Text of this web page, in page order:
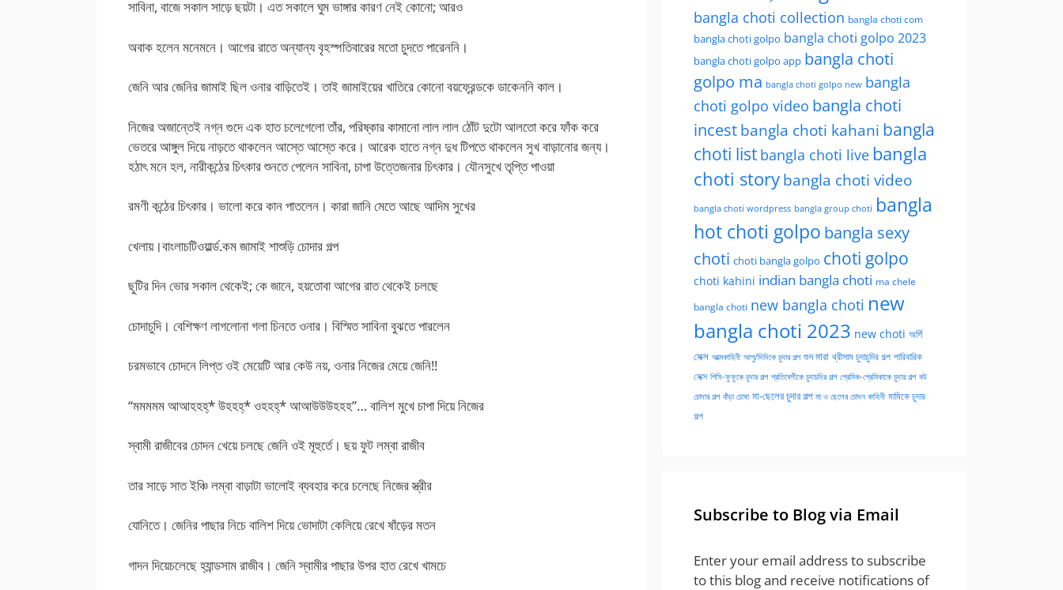
সাবিনা, বাজে সকাল সাড়ে ছয়টা। এত সকালে ঘুম ভাঙ্গার কারণ নেই কোনো; আরও
অবাক হলেন মনেমনে। আগের রাতে অন্যান্য বৃহস্পতিবারের মতো চুদতে পারেননি।
জেনি আর জেনির জামাই ছিল ওনার বাড়িতেই। তাই জামাইয়ের খাতিরে কোনো বয়ফ্রেন্ডকে ডাকেননি কাল।
নিজের অজান্তেই নগ্ন গুদে এক হাত চলেগেলো তাঁর, পরিষ্কার কামানো লাল লাল ঠোঁট দুটো আলতো করে ফাঁক করে
ভেতরে আঙ্গুল দিয়ে নাড়তে থাকলেন আস্তে আস্তে করে। আরেক হাতে নগ্ন দুধ টিপতে থাকলেন সুখ বাড়ানোর জন্য।
হঠাৎ মনে হল, নারীকন্ঠের চিৎকার শুনতে পেলেন সাবিনা, চাপা উত্তেজনার চিৎকার। যৌনসুখে তৃপ্তি পাওয়া
রমণী কন্ঠের চিৎকার। ভালো করে কান পাতলেন। কারা জানি মেতে আছে আদিম সুখের
খেলায়।বাংলাচটিওয়ার্ল্ড.কম জামাই শাশুড়ি চোদার গল্প
ছুটির দিন ভোর সকাল থেকেই; কে জানে, হয়তোবা আগের রাত থেকেই চলছে
চোদাচুদি। বেশিক্ষণ লাগলোনা গলা চিনতে ওনার। বিস্মিত সাবিনা বুঝতে পারলেন
চরমভাবে চোদনে লিপ্ত ওই মেয়েটি আর কেউ নয়, ওনার নিজের মেয়ে জেনি!!
“মমমমম আআহহহ্* উহহহ্* ওহহহ্* আআউউউহহহ”… বালিশ মুখে চাপা দিয়ে নিজের
স্বামী রাজীবের চোদন খেয়ে চলছে জেনি ওই মূহুর্তে। ছয় ফুট লম্বা রাজীব
তার সাড়ে সাত ইঞ্চি লম্বা বাড়াটা ভালোই ব্যবহার করে চলেছে নিজের স্ত্রীর
যোনিতে। জেনির পাছার নিচে বালিশ দিয়ে ভোদাটা কেলিয়ে রেখে ষাঁড়ের মতন
গাদন দিয়েচলেছে হ্যান্ডসাম রাজীব। জেনি স্বামীর পাছার উপর হাত রেখে খামচে
bangla choti collection bangla choti com
bangla choti golpo bangla choti golpo 2023
bangla choti golpo app bangla choti
golpo ma bangla choti golpo new bangla
choti golpo video bangla choti
incestbangla choti kahani bangla
choti list bangla choti live bangla
choti storybangla choti video
bangla choti wordpress bangla group choti bangla
hot choti golpo bangla sexy
choti choti bangla golpo choti golpo
choti kahini indian bangla choti ma chele
bangla choti new bangla choti new
bangla choti 2023 new choti অর্গি
সেক্স আত্মকাহিনী আপু/দিদিকে চুদার গল্প গুদ মারা থ্রীসাম চুদাচুদির গল্প পারিবারিক
সেক্স পিসি-ফুফুকে চুদার গল্প প্রতিবেশীকে চুদাচদির গল্প প্রেমিক-প্রেমিকাকে চুদার গল্প বউ
চোদার গল্প বাঁড়া চোষা মা-ছেলের চুদার গল্প মা ও ছেলের চোদন কাহিনী মামিকে চুদার
গল্প
Subscribe to Blog via Email
Enter your email address to subscribe
to this blog and receive notifications of